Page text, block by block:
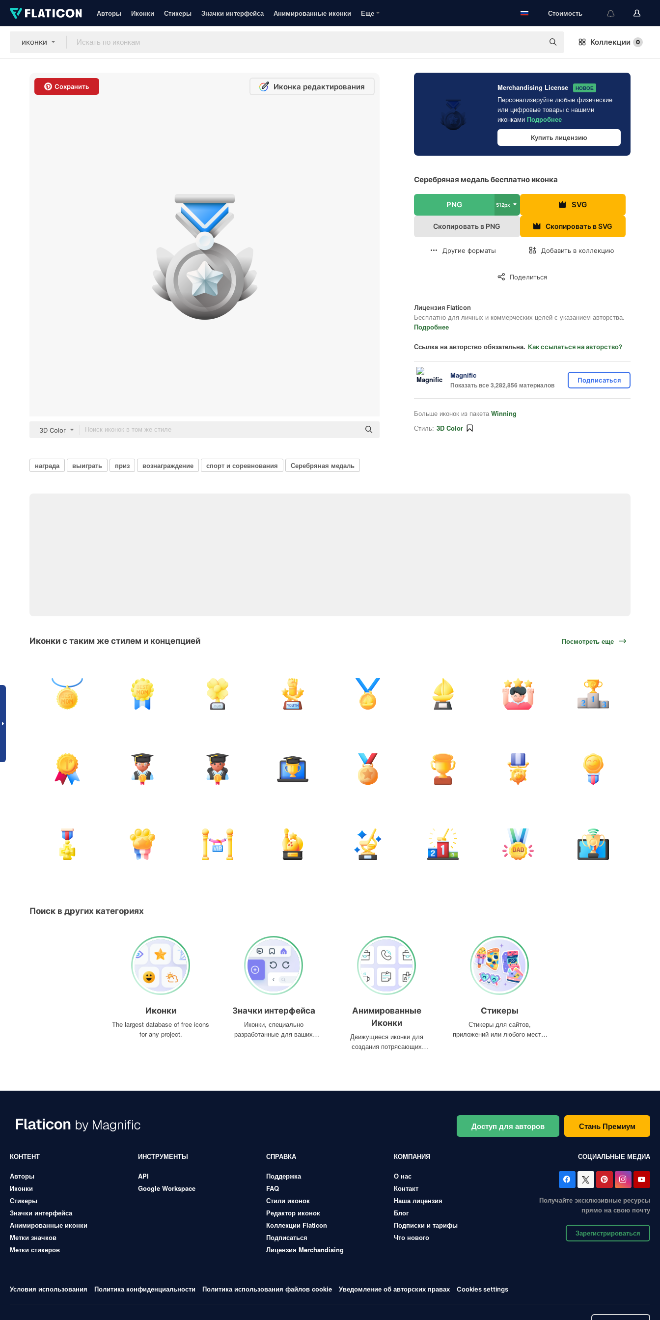
Авторы Иконки Стикеры Значки интерфейса Анимированные иконки Еще Стоимость
иконки Коллекции 0
Сохранить Иконка редактирования
3D Color
Merchandising License НОВОЕ
Персонализируйте любые физические
или цифровые товары с нашими
иконками Подробнее
Купить лицензию
Серебряная медаль бесплатно иконка
PNG 512px SVG
Скопировать в PNG Скопировать в SVG
Другие форматы Добавить в коллекцию
Поделиться
Лицензия Flaticon
Бесплатно для личных и коммерческих целей с указанием авторства.
Подробнее
Ссылка на авторство обязательна. Как ссылаться на авторство?
Magnific
Показать все 3,282,856 материалов
Подписаться
Больше иконок из пакета Winning
Стиль: 3D Color
награда выиграть приз вознаграждение спорт и соревнования Серебряная медаль
Иконки с таким же стилем и концепцией Посмотреть еще
Поиск в других категориях
Иконки
The largest database of free icons
for any project.
Значки интерфейса
Иконки, специально
разработанные для ваших
Анимированные
Иконки
Движущиеся иконки для
создания потрясающих
Стикеры
Стикеры для сайтов,
приложений или любого места,
Доступ для авторов Стань Премиум
КОНТЕНТ
Авторы
Иконки
Стикеры
Значки интерфейса
Анимированные иконки
Метки значков
Метки стикеров
ИНСТРУМЕНТЫ
API
Google Workspace
СПРАВКА
Поддержка
FAQ
Стили иконок
Редактор иконок
Коллекции Flaticon
Подписаться
Лицензия Merchandising
КОМПАНИЯ
О нас
Контакт
Наша лицензия
Блог
Подписки и тарифы
Что нового
СОЦИАЛЬНЫЕ МЕДИА
Получайте эксклюзивные ресурсы
прямо на свою почту
Зарегистрироваться
Условия использования Политика конфиденциальности Политика использования файлов cookie Уведомление об авторских правах Cookies settings